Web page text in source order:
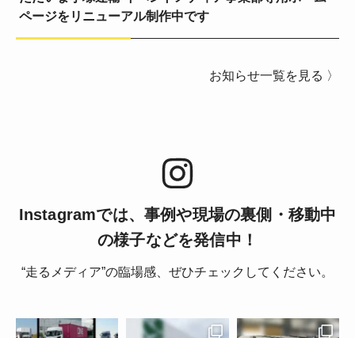
ページをリニューアル制作中です
お知らせ一覧を見る 〉
Instagramでは、事例や現場の裏側・移動中
の様子などを発信中！
“走るメディア”の臨場感、ぜひチェックしてください。